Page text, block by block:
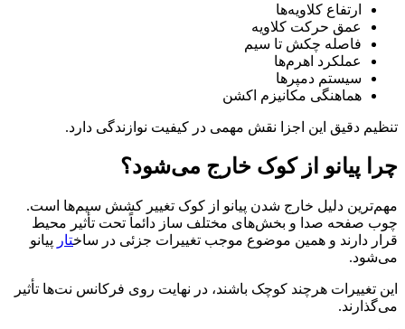
ارتفاع کلاویه‌ها
عمق حرکت کلاویه
فاصله چکش تا سیم
عملکرد اهرم‌ها
سیستم دمپرها
هماهنگی مکانیزم اکشن
تنظیم دقیق این اجزا نقش مهمی در کیفیت نوازندگی دارد.
چرا پیانو از کوک خارج می‌شود؟
مهم‌ترین دلیل خارج شدن پیانو از کوک تغییر کشش سیم‌ها است.
چوب صفحه صدا و بخش‌های مختلف ساز دائماً تحت تأثیر محیط
قرار دارند و همین موضوع موجب تغییرات جزئی در ساختار پیانو
می‌شود.
این تغییرات هرچند کوچک باشند، در نهایت روی فرکانس نت‌ها تأثیر
می‌گذارند.